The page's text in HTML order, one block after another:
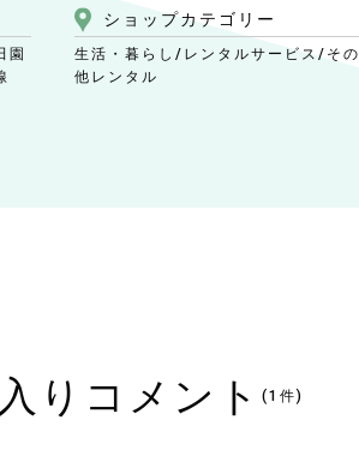
園
ショップカテゴリー
生活・暮らし/レンタルサービス/その
他レンタル
りコメント (1 件)